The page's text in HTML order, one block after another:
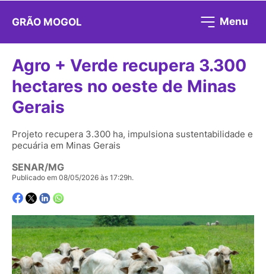
GRÃO MOGOL Menu
Agro + Verde recupera 3.300
hectares no oeste de Minas
Gerais
Projeto recupera 3.300 ha, impulsiona sustentabilidade e
pecuária em Minas Gerais
SENAR/MG
Publicado em 08/05/2026 às 17:29h.